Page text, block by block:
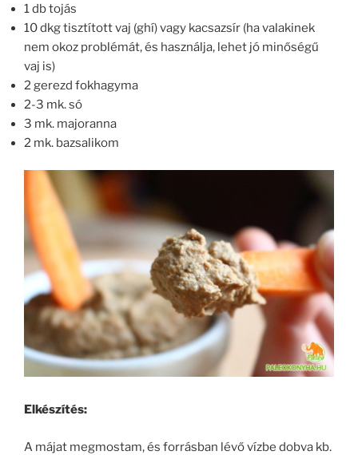
1 db tojás
10 dkg tisztított vaj (ghí) vagy kacsazsír (ha valakinek
nem okoz problémát, és használja, lehet jó minőségű
vaj is)
2 gerezd fokhagyma
2-3 mk. só
3 mk. majoranna
2 mk. bazsalikom
Elkészítés:
A májat megmostam, és forrásban lévő vízbe dobva kb.